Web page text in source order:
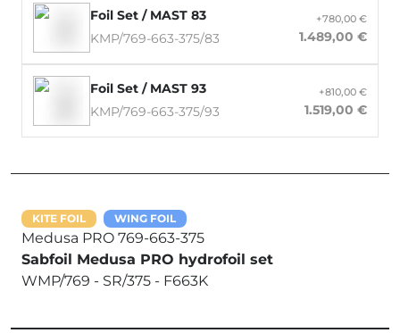
Foil Set / MAST 83
KMP/769-663-375/83
+780,00 €
1.489,00 €
Foil Set / MAST 93
KMP/769-663-375/93
+810,00 €
1.519,00 €
KITE FOIL WING FOIL
Medusa PRO 769-663-375
Sabfoil Medusa PRO hydrofoil set
WMP/769 - SR/375 - F663K